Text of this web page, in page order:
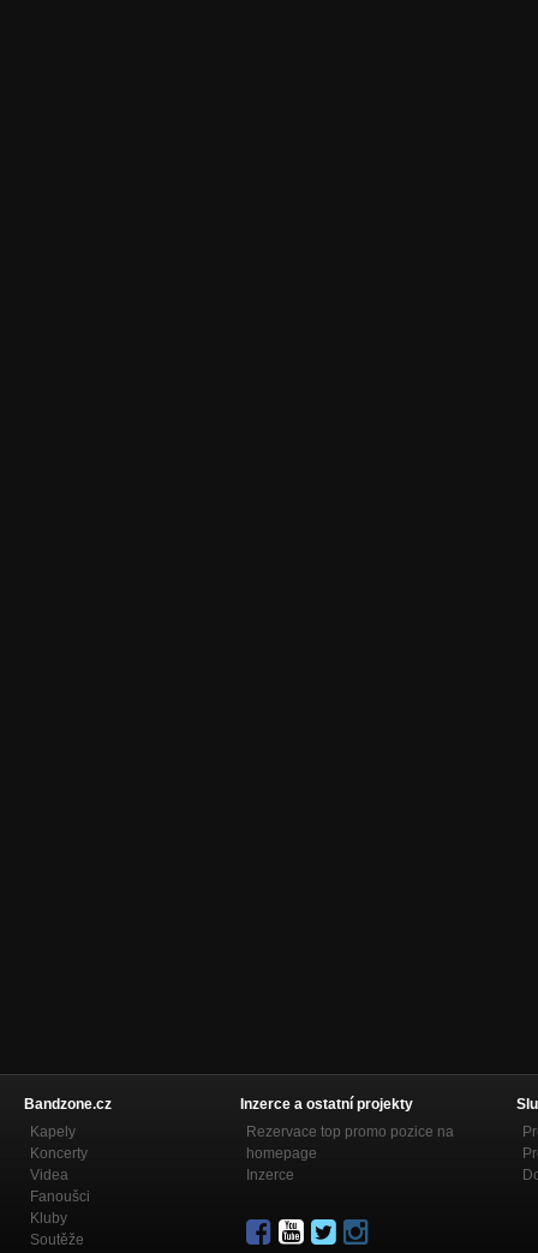
Bandzone.cz
Kapely
Koncerty
Videa
Fanoušci
Kluby
Soutěže
Inzerce a ostatní projekty
Rezervace top promo pozice na
homepage
Inzerce